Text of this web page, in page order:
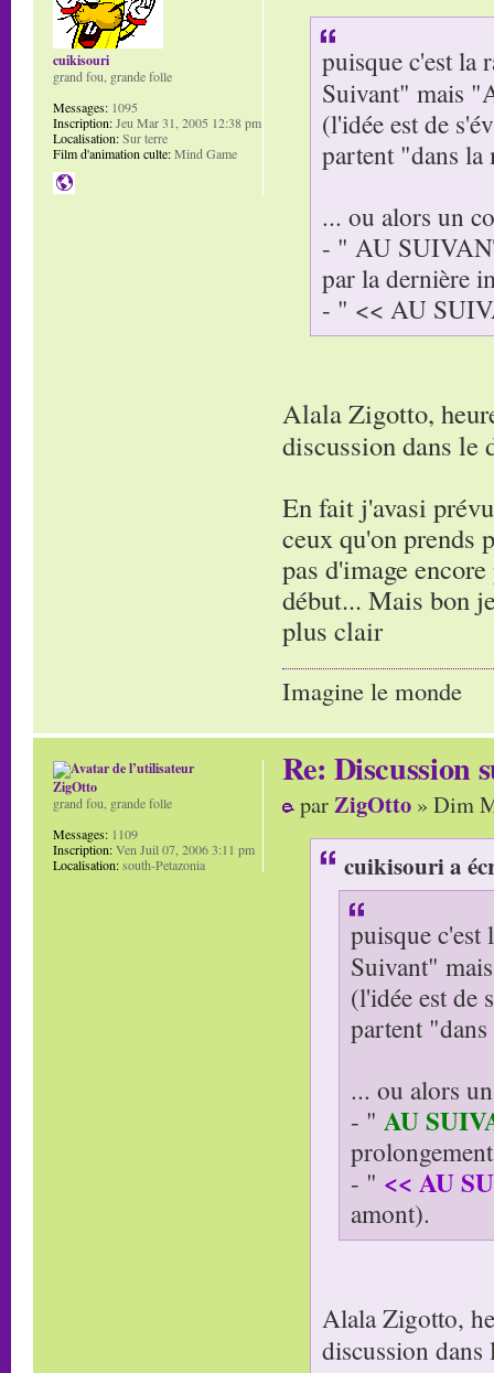
puisque c'est la
Suivant" mais
(l'idée est de
partent "dans
... ou alors un
- " AU
par la dernière
- " << AU
Alala Zigotto,
discussion dans le
En fait j'avasi
ceux qu'on prends
pas d'image
début... Mais bon
plus clair
Imagine le monde
cuikisouri
grand fou, grande folle
Messages: 1095
Inscription:Jeu Mar 31, 2005 12:38 pm
Localisation:Sur terre
Film d'animation culte:Mind Game
Re: Discussion
parZigOtto » Dim
cuikisouri a
puisque
Suivant"
(l'idée est de
partent
... ou alors
- " AU
- " << AU
amont).
Alala Zigotto,
discussion
ZigOtto
grand fou, grande folle
Messages: 1109
Inscription:Ven Juil 07, 2006 3:11 pm
Localisation:south-Petazonia